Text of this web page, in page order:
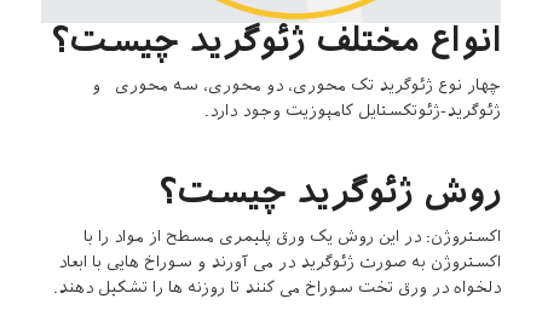
انواع مختلف ژئوگرید چیست؟
چهار نوع ژئوگرید تک محوری، دو محوری، سه محوری و
ژئوگرید-ژئوتکستایل کامپوزیت وجود دارد.
روش ژئوگرید چیست؟
اکستروژن: در این روش یک ورق پلیمری مسطح از مواد را با
اکستروژن به صورت ژئوگرید در می آورند و سوراخ هایی با ابعاد
دلخواه در ورق تخت سوراخ می کنند تا روزنه ها را تشکیل دهند.